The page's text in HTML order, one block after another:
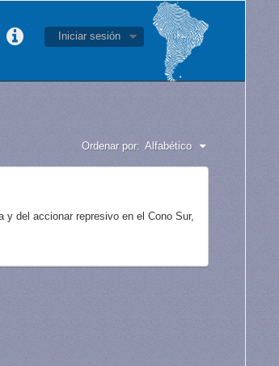
Iniciar sesión
Ordenar por: Alfabético
del accionar represivo en el Cono Sur,